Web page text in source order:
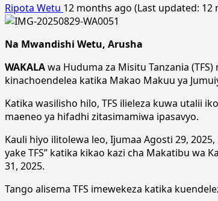
Ripota Wetu 12 months ago (Last updated: 12
Na Mwandishi Wetu, Arusha
WAKALAwa Huduma za Misitu Tanzania
kinachoendelea katika Makao Makuu ya
Katika wasilisho hilo, TFS ilieleza kuwa utalii
maeneo ya hifadhi zitasimamiwa ipasavyo.
Kauli hiyo ilitolewa leo, Ijumaa Agosti 29,
yake TFS” katika kikao kazi cha Makatibu wa
31, 2025.
Tango alisema TFS imewekeza katika